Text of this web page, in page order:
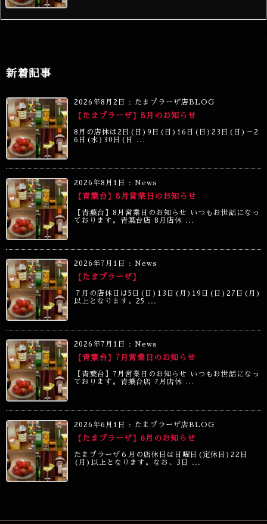
新着記事
2026年8月2日 : たまプラーザ店BLOG
【たまプラーザ】8月のお知らせ
8月の店休は2日(日)9日(日)16日(日)23日(日)～2
6日(水)30日(日 ...
2026年8月1日 : News
【青葉台】8月営業日のお知らせ
【青葉台】8月営業日のお知らせ いつもお世話になっ
ております。青葉台店 8月店休 ...
2026年7月1日 : News
【たまプラーザ】
７月の店休日は5日(日)13日(月)19日(日)27日(月)
以上となります。25 ...
2026年7月1日 : News
【青葉台】7月営業日のお知らせ
【青葉台】7月営業日のお知らせ いつもお世話になっ
ております。青葉台店 7月店休 ...
2026年6月1日 : たまプラーザ店BLOG
【たまプラーザ】6月のお知らせ
たまプラーザ６月の店休日は日曜日(定休日)22日
(月)以上となります。なお、3日 ...